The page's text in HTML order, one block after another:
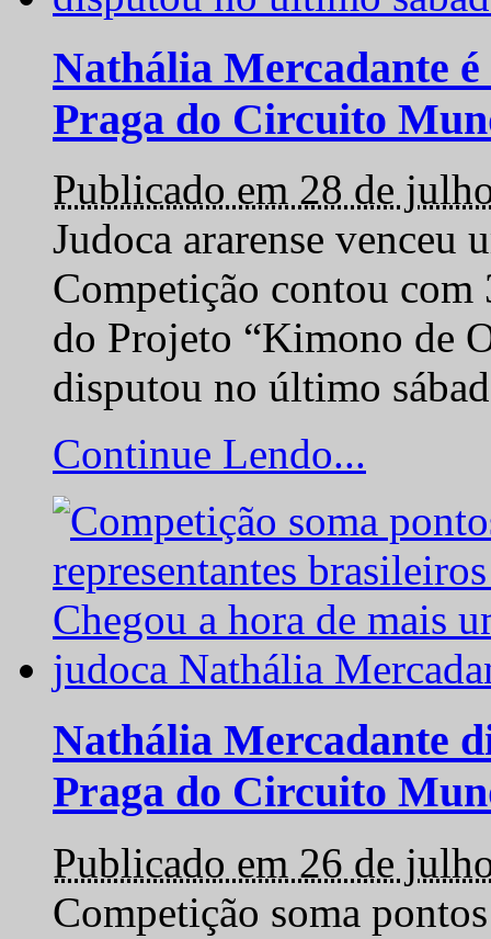
Nathália Mercadante
Praga do Circuito
Publicado em 28 de
Judoca ararense venceu
Competição contou com
do Projeto “Kimono de
disputou no último
Continue Lendo...
Nathália Mercadante
Praga do Circuito
Publicado em 26 de
Competição soma